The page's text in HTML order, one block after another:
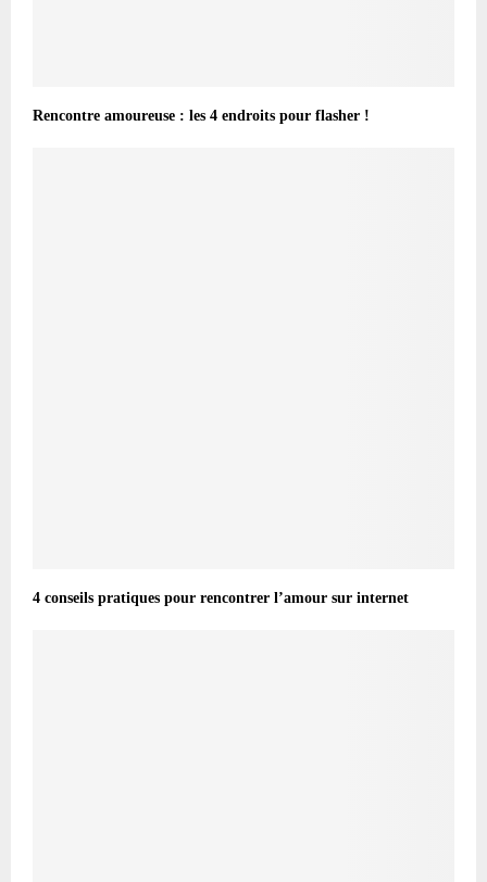
Rencontre amoureuse : les 4 endroits pour flasher !
4 conseils pratiques pour rencontrer l’amour sur internet